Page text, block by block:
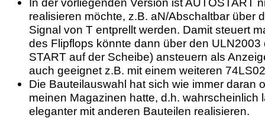
realisieren möchte, z.B. aN/Abschaltbar über
Signal von T entprellt werden. Damit steuert
des Flipflops könnte dann über den
START auf der Scheibe) ansteuern als
auch geeignet z.B. mit einem weiteren
Die Bauteilauswahl hat sich wie immer daran
meinen Magazinen hatte, d.h.
eleganter mit anderen Bauteilen realisieren.